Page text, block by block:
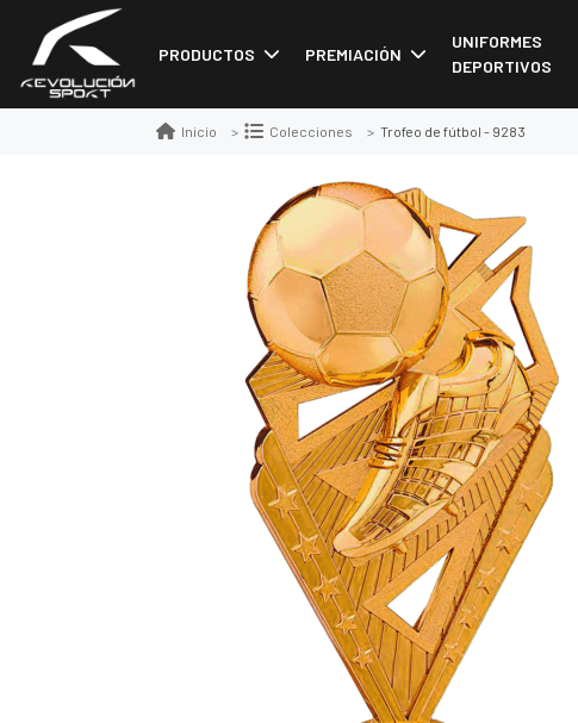
PRODUCTOS PREMIACIÓN
UNIFORMES
DEPORTIVOS
Inicio Colecciones Trofeo de fútbol - 9283